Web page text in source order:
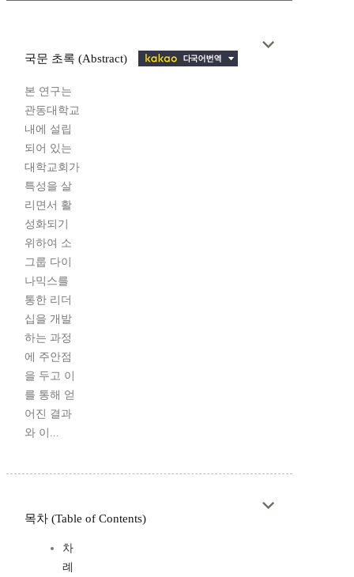
국문 초록 (Abstract)
본 연구는
관동대학교
내에 설립
되어 있는
대학교회가
특성을 살
리면서 활
성화되기
위하여 소
그룹 다이
나믹스를
통한 리더
십을 개발
하는 과정
에 주안점
을 두고 이
를 통해 얻
어진 결과
와 이...
목차 (Table of Contents)
차
례